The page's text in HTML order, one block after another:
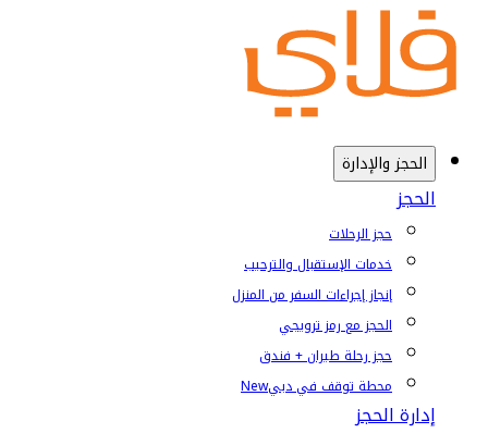
الحجز والإدارة
الحجز
حجز الرحلات
خدمات الإستقبال والترحيب
إنجاز إجراءات السفر من المنزل
الحجز مع رمز ترويجي
حجز رحلة طيران + فندق
محطة توقف في دبيNew
إدارة الحجز